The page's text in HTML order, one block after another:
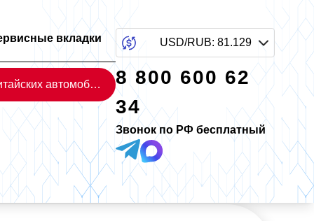
вкладки
Каталог китайских автомобилей
USD/RUB: 81.129
8 800 600 62
34
Звонок по РФ бесплатный